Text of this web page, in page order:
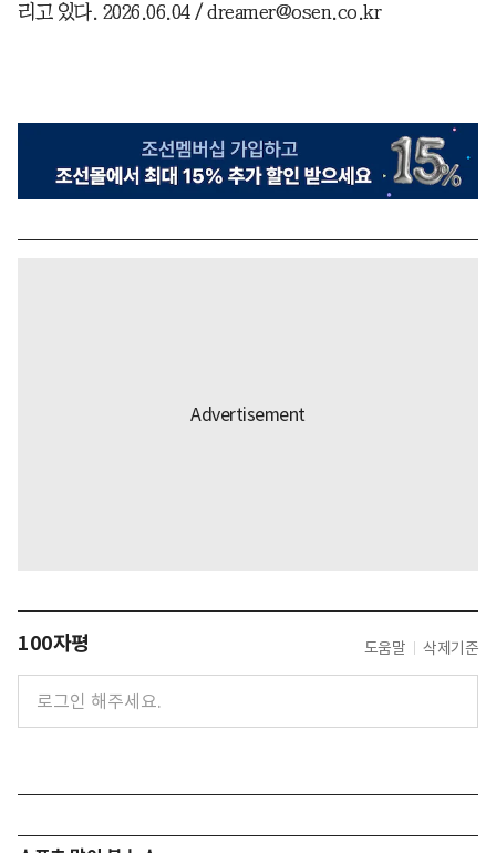
리고 있다. 2026.06.04 / dreamer@osen.co.kr
100자평 도움말 삭제기준